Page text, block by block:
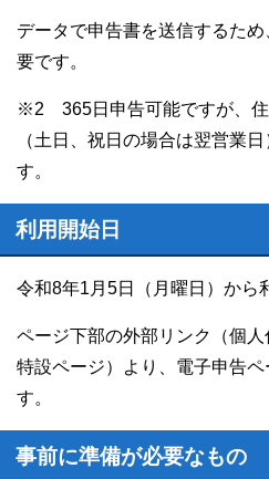
データで申告書を送信するた
要です。
※2 365日申告可能ですが、住
（土日、祝日の場合は翌営業
す。
利用開始日
令和8年1月5日（月曜日）から
ページ下部の外部リンク（個
特設ページ）より、電子申告
す。
事前に準備が必要なもの